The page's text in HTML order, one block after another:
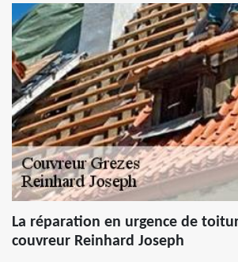
La réparation en urgence de
couvreur Reinhard Joseph